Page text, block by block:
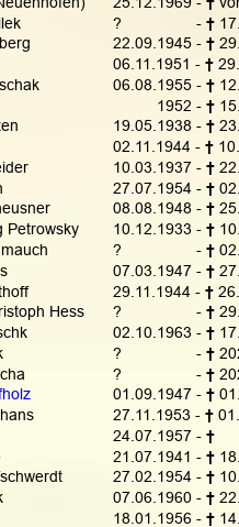
Petrowsky
Hess
?                 - †
22.09.1945 - †
06.11.1951 - †
06.08.1955 - †
          1952 -
†
19.05.1938 - †
02.11.1944 - †
10.03.1937 - †
27.07.1954 - †
08.08.1948 - †
10.12.1933 - †
?                 - †
07.03.1947 - †
29.11.1944 - †
?                 - †
02.10.1963 - †
?                 - †
?                 - †
01.09.1947 - †
27.11.1953 - †
24.07.1957 -
21.07.1941 - †
27.02.1954 - †
07.06.1960 - †
18.01.1956 - †